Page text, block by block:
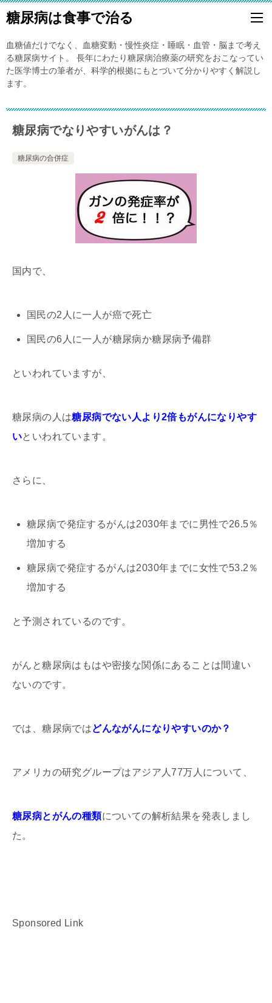
糖尿病は食事で治る
血糖値だけでなく、血糖変動・慢性炎症・睡眠・血管・脳まで考え
る糖尿病サイト。 長年にわたり糖尿病治療薬の研究をおこなってい
た医学博士の筆者が、科学的根拠にもとづいて分かりやすく解説し
ます。
糖尿病でなりやすいがんは？
糖尿病の合併症
国内で、
国民の2人に一人が癌で死亡
国民の6人に一人が糖尿病か糖尿病予備群
といわれていますが、
糖尿病の人は糖尿病でない人より2倍もがんになりやす
いといわれています。
さらに、
糖尿病で発症するがんは2030年までに男性で26.5％
増加する
糖尿病で発症するがんは2030年までに女性で53.2％
増加する
と予測されているのです。
がんと糖尿病はもはや密接な関係にあることは間違い
ないのです。
では、糖尿病ではどんながんになりやすいのか？
アメリカの研究グループはアジア人77万人について、
糖尿病とがんの種類についての解析結果を発表しまし
た。
Sponsored Link